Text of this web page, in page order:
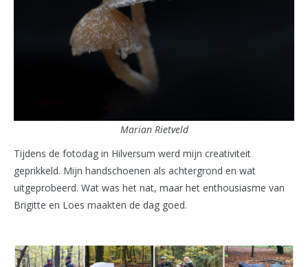
Marian Rietveld
Tijdens de fotodag in Hilversum werd mijn creativiteit
geprikkeld. Mijn handschoenen als achtergrond en wat
uitgeprobeerd. Wat was het nat, maar het enthousiasme van
Brigitte en Loes maakten de dag goed.